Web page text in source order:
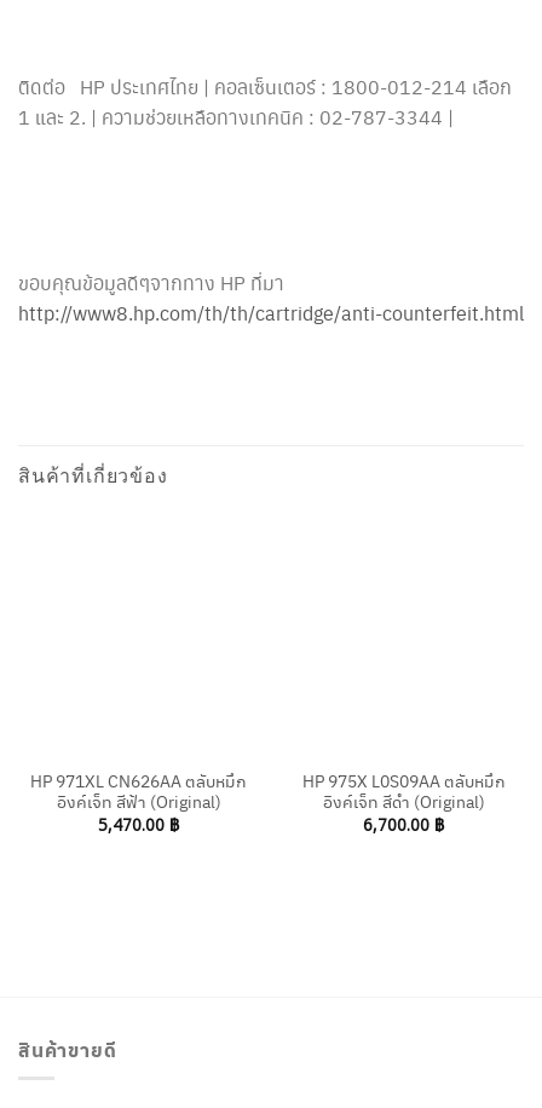
ติดต่อ HP ประเทศไทย | คอลเซ็นเตอร์ : 1800-012-214 เลือก
1 และ 2. | ความช่วยเหลือทางเทคนิค : 02-787-3344 |
ขอบคุณข้อมูลดีๆจากทาง HP ที่มา
http://www8.hp.com/th/th/cartridge/anti-counterfeit.html
สินค้าที่เกี่ยวข้อง
HP 971XL CN626AA ตลับหมึก
อิงค์เจ็ท สีฟ้า (Original)
5,470.00 ฿
HP 975X L0S09AA ตลับหมึก
อิงค์เจ็ท สีดำ (Original)
6,700.00 ฿
สินค้าขายดี